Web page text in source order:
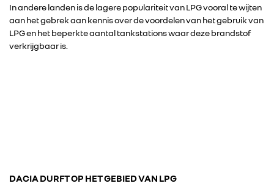
In andere landen is de lagere populariteit van LPG vooral te wijten
aan het gebrek aan kennis over de voordelen van het gebruik van
LPG en het beperkte aantal tankstations waar deze brandstof
verkrijgbaar is.
DACIA DURFT OP HET GEBIED VAN LPG